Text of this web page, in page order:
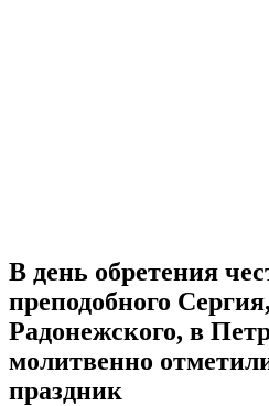
В день обретения
преподобного
Радонежского, в
молитвенно
праздник